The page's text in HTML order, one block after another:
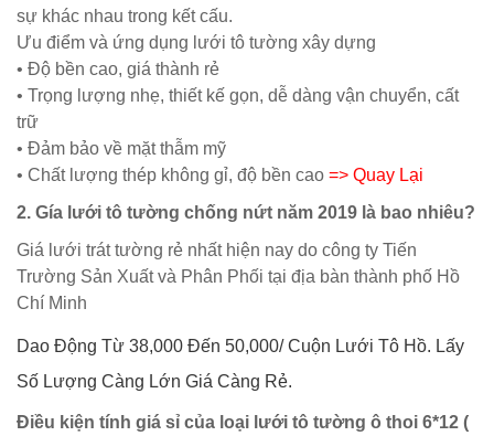
sự khác nhau trong kết cấu.
Ưu điểm và ứng dụng lưới tô tường xây dựng
• Độ bền cao, giá thành rẻ
• Trọng lượng nhẹ, thiết kế gọn, dễ dàng vận chuyển, cất
trữ
• Đảm bảo về mặt thẫm mỹ
• Chất lượng thép không gỉ, độ bền cao => Quay Lại
2. Gía lưới tô tường chống nứt năm 2019 là bao nhiêu?
Giá lưới trát tường rẻ nhất hiện nay do công ty Tiến
Trường Sản Xuất và Phân Phối tại địa bàn thành phố Hồ
Chí Minh
Dao Động Từ 38,000 Đến 50,000/ Cuộn Lưới Tô Hồ. Lấy
Số Lượng Càng Lớn Giá Càng Rẻ.
Điều kiện tính giá sỉ của loại lưới tô tường ô thoi 6*12 (